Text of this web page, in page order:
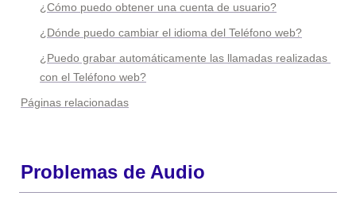
¿Cómo puedo obtener una cuenta de usuario?
¿Dónde puedo cambiar el idioma del Teléfono web?
¿Puedo grabar automáticamente las llamadas realizadas
con el Teléfono web?
Páginas relacionadas
Problemas de Audio